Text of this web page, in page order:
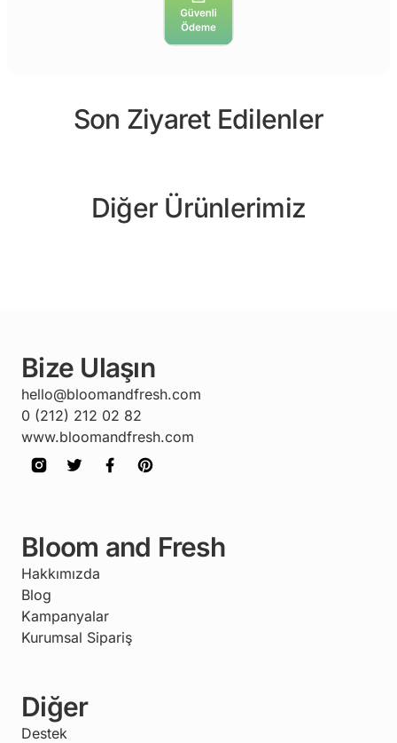
Son Ziyaret Edilenler
Diğer Ürünlerimiz
Bize Ulaşın
hello@bloomandfresh.com
0 (212) 212 02 82
www.bloomandfresh.com
Bloom and Fresh
Hakkımızda
Blog
Kampanyalar
Kurumsal Sipariş
Diğer
Destek